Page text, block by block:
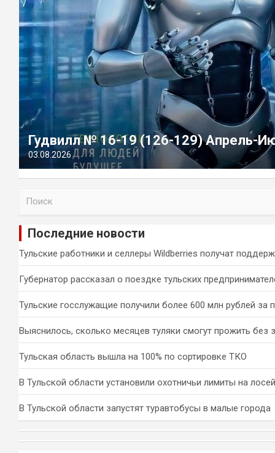
Гудвилл № 16-19 (126-129) Апрель-
03.08.2026
и
Последние новости
Тульские работники и селлеры Wildberries получат
Губернатор рассказал о поездке тульских
Тульские госслужащие получили более 600 млн рублей за
Выяснилось, сколько месяцев туляки смогут прожить без
Тульская область вышла на 100% по сортировке ТКО
В Тульской области установили охотничьи лимиты на
В Тульской области запустят туравтобусы в малые города